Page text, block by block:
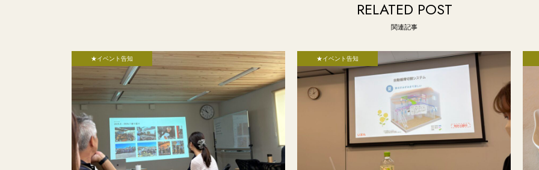
RELATED POST
関連記事
★イベント告知 ★イベント告知